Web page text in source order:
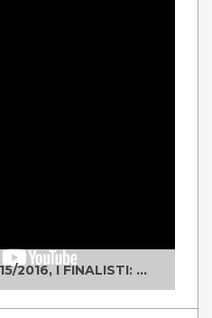
UNO TWO DREI 2015/2016, I FINALISTI: CLASSE IV ALS ISTITUTO "DEGASPERI" BORGO VALSUGANA